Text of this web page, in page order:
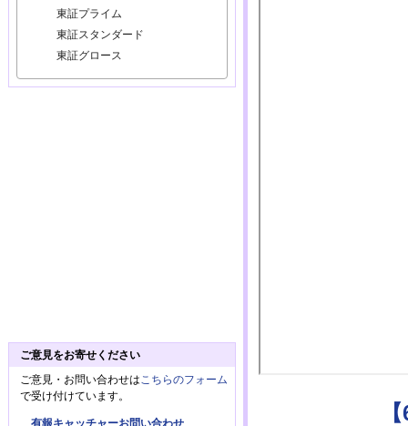
東証プライム
東証スタンダード
東証グロース
ご意見をお寄せください
ご意見・お問い合わせは こちらのフォーム
で受け付けています。
有報キャッチャーお問い合わせ